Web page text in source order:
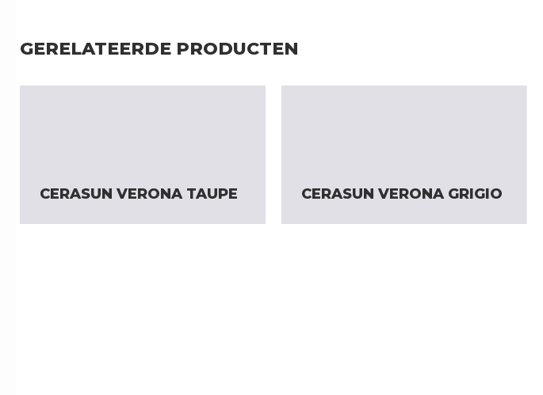
GERELATEERDE PRODUCTEN
CERASUN VERONA TAUPE CERASUN VERONA GRIGIO